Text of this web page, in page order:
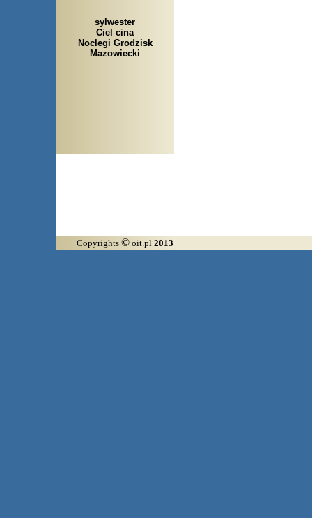
sylwester
Ciel cina
Noclegi Grodzisk
Mazowiecki
Copyrights © oit.pl 2013